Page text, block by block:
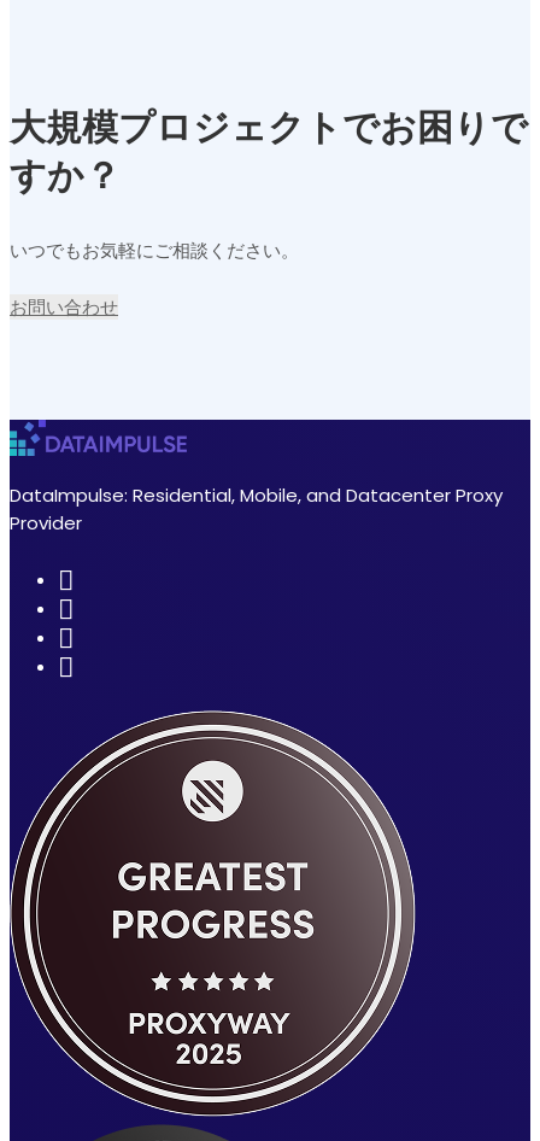
大規模プロジェクトでお困りで
すか？
いつでもお気軽にご相談ください。
お問い合わせ
DataImpulse: Residential, Mobile, and Datacenter Proxy
Provider